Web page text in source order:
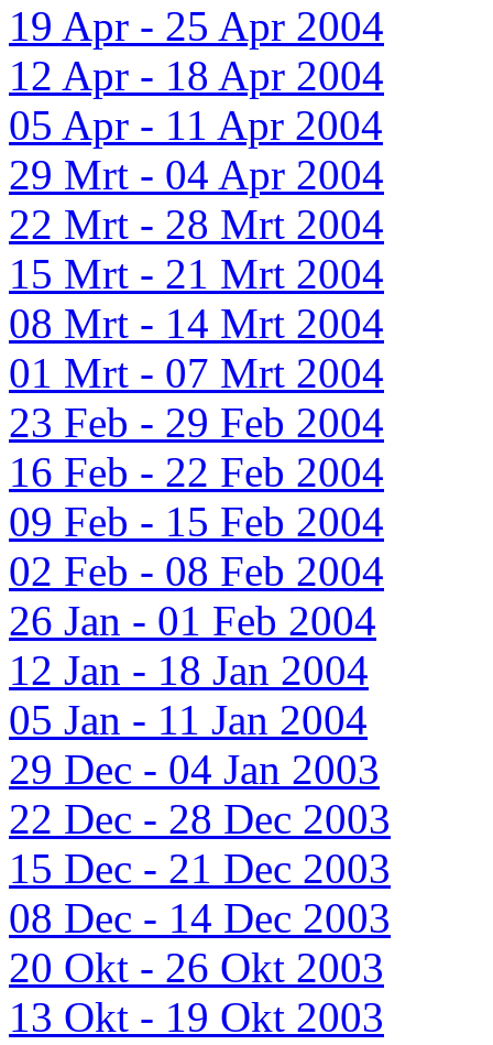
19 Apr - 25 Apr 2004
12 Apr - 18 Apr 2004
05 Apr - 11 Apr 2004
29 Mrt - 04 Apr 2004
22 Mrt - 28 Mrt 2004
15 Mrt - 21 Mrt 2004
08 Mrt - 14 Mrt 2004
01 Mrt - 07 Mrt 2004
23 Feb - 29 Feb 2004
16 Feb - 22 Feb 2004
09 Feb - 15 Feb 2004
02 Feb - 08 Feb 2004
26 Jan - 01 Feb 2004
12 Jan - 18 Jan 2004
05 Jan - 11 Jan 2004
29 Dec - 04 Jan 2003
22 Dec - 28 Dec 2003
15 Dec - 21 Dec 2003
08 Dec - 14 Dec 2003
20 Okt - 26 Okt 2003
13 Okt - 19 Okt 2003